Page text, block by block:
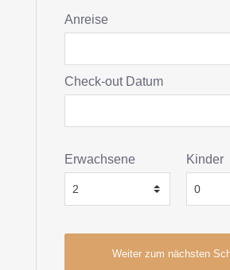
Anreise
Check-out Datum
Erwachsene Kinder